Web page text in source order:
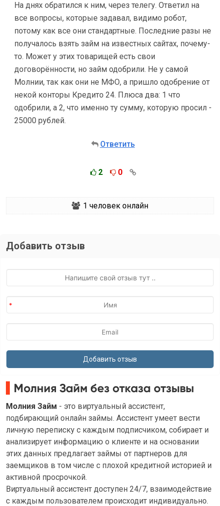
На днях обратился к ним, через телегу. Ответил на
все вопросы, которые задавал, видимо робот,
потому как все они стандартные. Последние разы не
получалось взять займ на известных сайтах, почему-
то. Может у этих товарищей есть свои
договорённости, но займ одобрили. Не у самой
Молнии, так как они не МФО, а пришло одобрение от
некой конторы Кредито 24. Плюса два: 1 что
одобрили, а 2, что именно ту сумму, которую просил -
25000 рублей.
Ответить
2 0
1 человек онлайн
Добавить отзыв
Молния Займ без отказа отзывы
Молния Займ - это виртуальный ассистент,
подбирающий онлайн займы. Ассистент умеет вести
личную переписку с каждым подписчиком, собирает и
анализирует информацию о клиенте и на основании
этих данных предлагает займы от партнеров для
заемщиков в том числе с плохой кредитной историей и
активной просрочкой.
Виртуальный ассистент доступен 24/7, взаимодействие
с каждым пользователем происходит индивидуально.